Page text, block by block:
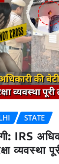
STATE
IRS
व्यवस्था